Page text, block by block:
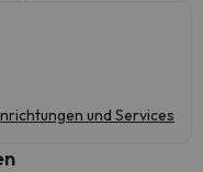
und Services